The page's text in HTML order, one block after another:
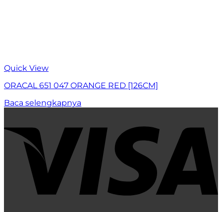
Quick View
ORACAL 651 047 ORANGE RED [126CM]
Baca selengkapnya